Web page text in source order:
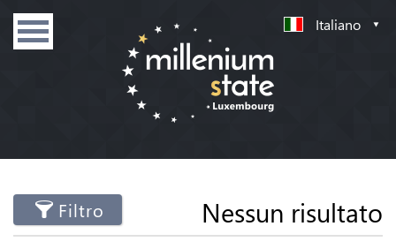
Italiano
Filtro Nessun risultato